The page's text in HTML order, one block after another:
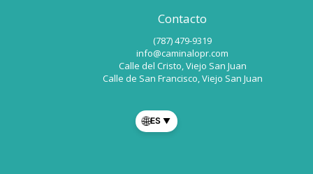
Contacto
(787) 479-9319
info@caminalopr.com
Calle del Cristo, Viejo San Juan
Calle de San Francisco, Viejo San Juan
🌐ES ▼